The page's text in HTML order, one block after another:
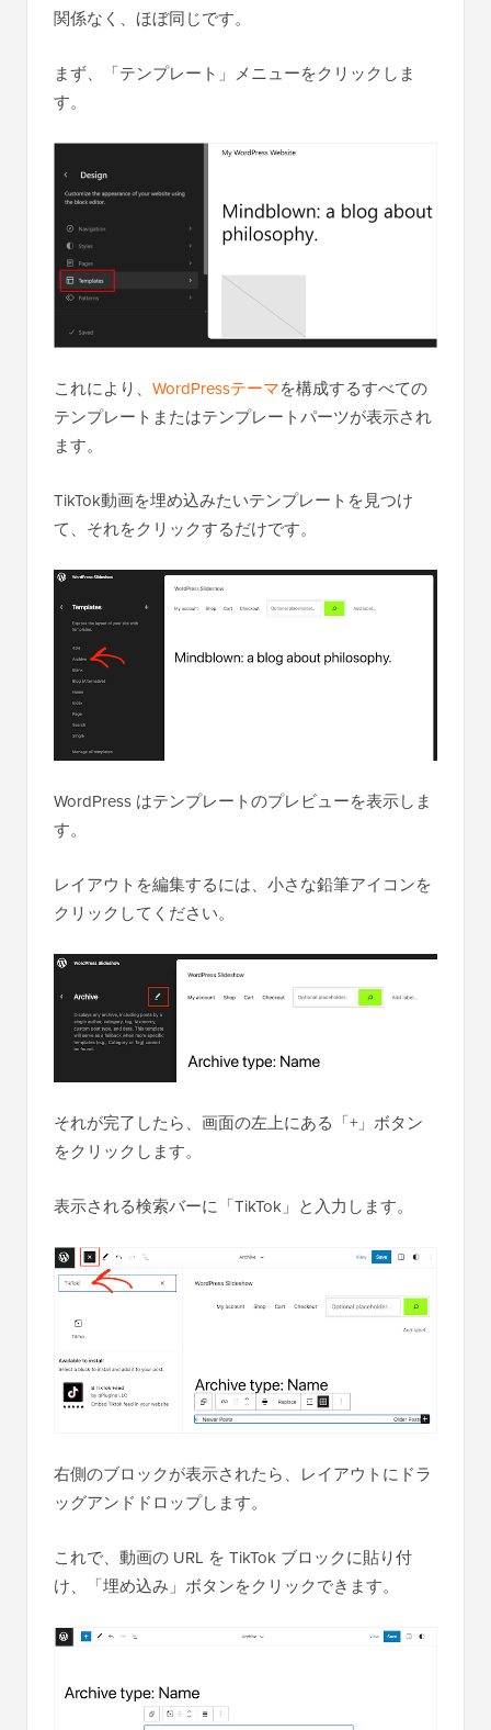
関係なく、ほぼ同じです。
まず、「テンプレート」メニューをクリックしま
す。
これにより、 WordPressテーマを構成するすべての
テンプレートまたはテンプレートパーツが表示され
ます。
TikTok動画を埋め込みたいテンプレートを見つけ
て、それをクリックするだけです。
WordPress はテンプレートのプレビューを表示しま
す。
レイアウトを編集するには、小さな鉛筆アイコンを
クリックしてください。
それが完了したら、画面の左上にある「+」ボタン
をクリックします。
表示される検索バーに「TikTok」と入力します。
右側のブロックが表示されたら、レイアウトにドラ
ッグアンドドロップします。
これで、動画の URL を TikTok ブロックに貼り付
け、「埋め込み」ボタンをクリックできます。